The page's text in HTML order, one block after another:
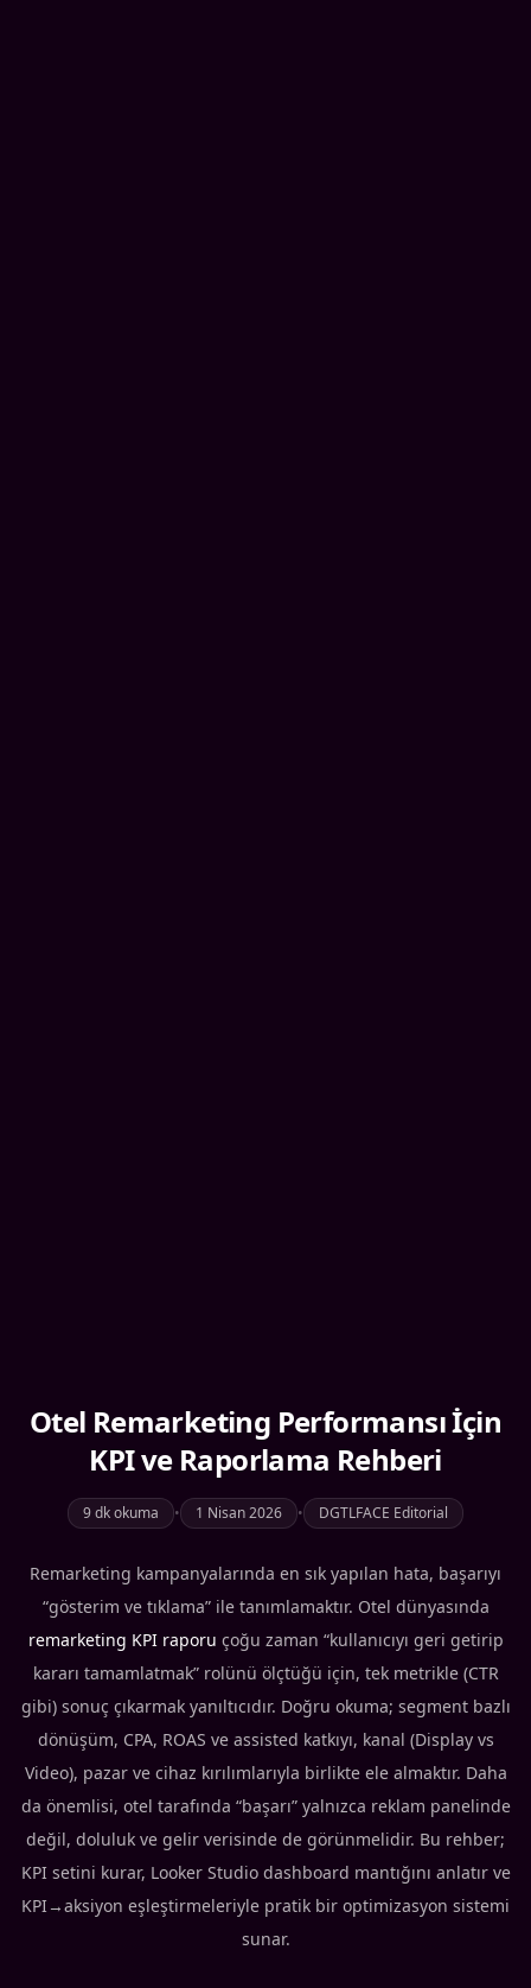
Otel Remarketing Performansı İçin
KPI ve Raporlama Rehberi
9 dk okuma • 1 Nisan 2026 • DGTLFACE Editorial
Remarketing kampanyalarında en sık yapılan hata, başarıyı
“gösterim ve tıklama” ile tanımlamaktır. Otel dünyasında
remarketing KPI raporu çoğu zaman “kullanıcıyı geri getirip
kararı tamamlatmak” rolünü ölçtüğü için, tek metrikle (CTR
gibi) sonuç çıkarmak yanıltıcıdır. Doğru okuma; segment bazlı
dönüşüm, CPA, ROAS ve assisted katkıyı, kanal (Display vs
Video), pazar ve cihaz kırılımlarıyla birlikte ele almaktır. Daha
da önemlisi, otel tarafında “başarı” yalnızca reklam panelinde
değil, doluluk ve gelir verisinde de görünmelidir. Bu rehber;
KPI setini kurar, Looker Studio dashboard mantığını anlatır ve
KPI→aksiyon eşleştirmeleriyle pratik bir optimizasyon sistemi
sunar.